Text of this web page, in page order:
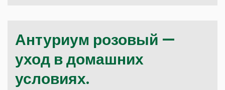
Антуриум розовый —
уход в домашних
условиях.